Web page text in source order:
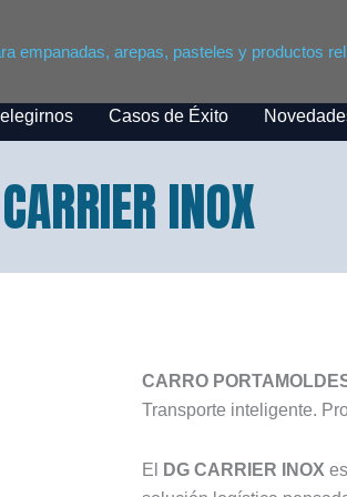
empanadas, arepas, pasteles y productos
Casos de Éxito
INOX
CARRO
Transporte inteligente.
El DG CARRIER INOX